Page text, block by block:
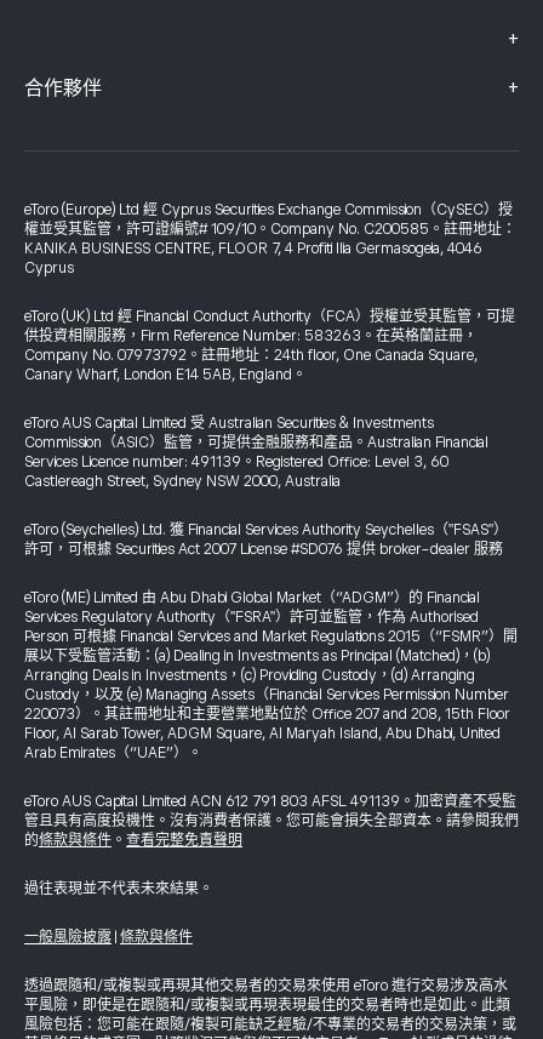
+
合作夥伴 +
eToro (Europe) Ltd 經 Cyprus Securities Exchange Commission（CySEC）授
權並受其監管，許可證編號# 109/10。Company No. C200585。註冊地址：
KANIKA BUSINESS CENTRE, FLOOR 7, 4 Profiti Ilia Germasogeia, 4046
Cyprus
eToro (UK) Ltd 經 Financial Conduct Authority（FCA）授權並受其監管，可提
供投資相關服務，Firm Reference Number: 583263。在英格蘭註冊，
Company No. 07973792。註冊地址：24th floor, One Canada Square,
Canary Wharf, London E14 5AB, England。
eToro AUS Capital Limited 受 Australian Securities & Investments
Commission（ASIC）監管，可提供金融服務和產品。Australian Financial
Services Licence number: 491139。Registered Office: Level 3, 60
Castlereagh Street, Sydney NSW 2000, Australia
eToro (Seychelles) Ltd. 獲 Financial Services Authority Seychelles（"FSAS"）
許可，可根據 Securities Act 2007 License #SD076 提供 broker-dealer 服務
eToro (ME) Limited 由 Abu Dhabi Global Market（“ADGM”）的 Financial
Services Regulatory Authority（"FSRA"）許可並監管，作為 Authorised
Person 可根據 Financial Services and Market Regulations 2015（“FSMR”）開
展以下受監管活動：(a) Dealing in Investments as Principal (Matched)，(b)
Arranging Deals in Investments，(c) Providing Custody，(d) Arranging
Custody，以及 (e) Managing Assets（Financial Services Permission Number
220073）。其註冊地址和主要營業地點位於 Office 207 and 208, 15th Floor
Floor, Al Sarab Tower, ADGM Square, Al Maryah Island, Abu Dhabi, United
Arab Emirates（“UAE”）。
eToro AUS Capital Limited ACN 612 791 803 AFSL 491139。加密資產不受監
管且具有高度投機性。沒有消費者保護。您可能會損失全部資本。請參閱我們
的條款與條件 。 查看完整免責聲明
過往表現並不代表未來結果。
一般風險披露 條款與條件
透過跟隨和/或複製或再現其他交易者的交易來使用 eToro 進行交易涉及高水
平風險，即使是在跟隨和/或複製或再現表現最佳的交易者時也是如此。此類
風險包括：您可能在跟隨/複製可能缺乏經驗/不專業的交易者的交易決策，或